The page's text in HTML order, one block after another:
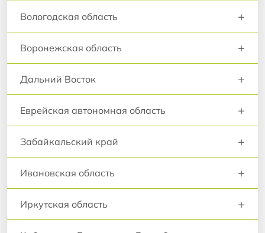
Вологодская область +
Воронежская область +
Дальний Восток +
Еврейская автономная область +
Забайкальский край +
Ивановская область +
Иркутская область +